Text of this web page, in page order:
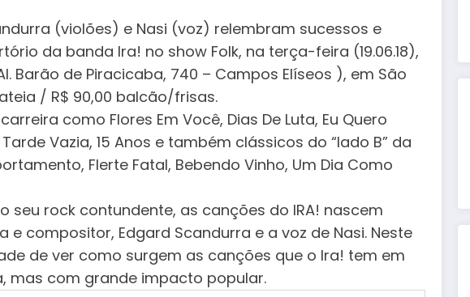
(violões) e Nasi (voz) relembram sucessos e
da banda Ira! no show Folk, na terça-feira (19.06.18),
Barão de Piracicaba, 740 – Campos Elíseos ), em São
/ R$ 90,00 balcão/frisas.
como Flores Em Você, Dias De Luta, Eu Quero
Vazia, 15 Anos e também clássicos do “lado B” da
Flerte Fatal, Bebendo Vinho, Um Dia Como
seu rock contundente, as canções do IRA! nascem
compositor, Edgard Scandurra e a voz de Nasi. Neste
de ver como surgem as canções que o Ira! tem em
mas com grande impacto popular.